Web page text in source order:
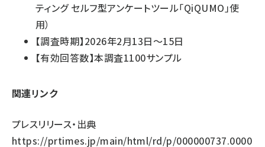
ティング セルフ型アンケートツール「QiQUMO」使
用）
【調査時期】2026年2月13日～15日
【有効回答数】本調査1100サンプル
関連リンク
プレスリリース・出典
https://prtimes.jp/main/html/rd/p/000000737.0000